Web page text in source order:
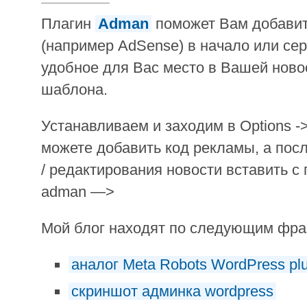
Плагин Adman поможет Вам
(например AdSense) в начало или
удобное для Вас место в Вашей
шаблона.
Устанавливаем и заходим в Options
можете добавить код рекламы, а
/ редактирования новости вставить
adman —>
Мой блог находят по следующим
аналог Meta Robots WordPress
скриншот админка wordpress